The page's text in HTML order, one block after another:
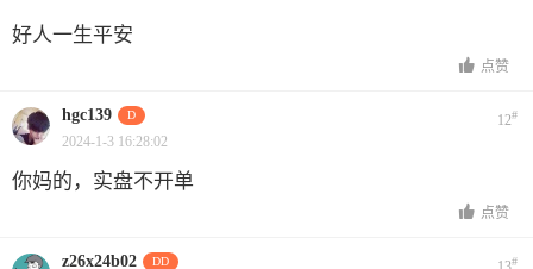
好人一生平安
点赞
hgc139 D 12#
2024-1-3 16:28:02
你妈的，实盘不开单
点赞
z26x24b02 DD #